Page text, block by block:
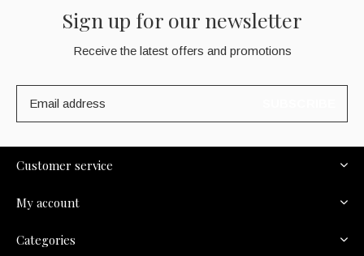
Sign up for our newsletter
Receive the latest offers and promotions
Customer service
My account
Categories